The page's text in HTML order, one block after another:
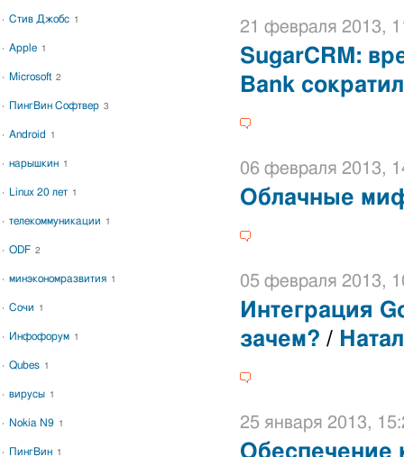
21 февраля 2013,
SugarCRM:
Bank
06 февраля 2013,
Облачные
05 февраля 2013,
Интеграция
зачем? /
25 января 2013,
Обеспечение
Стив Джобс 1
Apple 1
Microsoft 2
ПингВин Софтвер 3
Android 1
нарышкин 1
Linux 20 лет 1
телекоммуникации 1
ODF 2
минэкономразвития 1
Сочи 1
Инфофорум 1
Qubes 1
вирусы 1
Nokia N9 1
ПингВин 1